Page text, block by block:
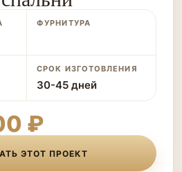
ФУРНИТУРА
СРОК ИЗГОТОВЛЕНИЯ
30-45 дней
₽
ЭТОТ ПРОЕКТ